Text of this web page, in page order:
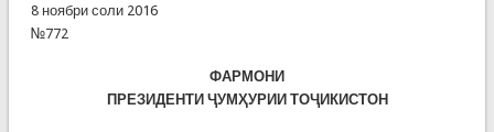
8 ноябри соли 2016
№772
ФАРМОНИ
ПРЕЗИДЕНТИ ҶУМҲУРИИ ТОҶИКИСТОН